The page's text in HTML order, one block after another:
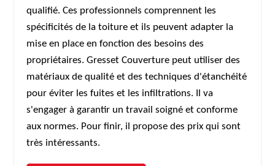
qualifié. Ces professionnels comprennent les
spécificités de la toiture et ils peuvent adapter la
mise en place en fonction des besoins des
propriétaires. Gresset Couverture peut utiliser des
matériaux de qualité et des techniques d'étanchéité
pour éviter les fuites et les infiltrations. Il va
s'engager à garantir un travail soigné et conforme
aux normes. Pour finir, il propose des prix qui sont
très intéressants.